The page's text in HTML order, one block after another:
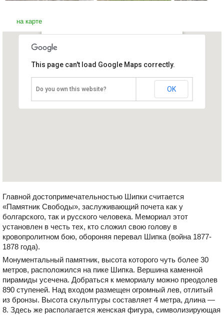
на карте
Болгария, Шипка
This page can't load Google Maps correctly.
Do you own this website? OK
Главной достопримечательностью Шипки считается
«Памятник Свободы», заслуживающий почета как у
болгарского, так и русского человека. Мемориал этот
установлен в честь тех, кто сложил свою голову в
кровопролитном бою, обороняя перевал Шипка (война 1877-
1878 года).
Монументальный памятник, высота которого чуть более 30
метров, расположился на пике Шипка. Вершина каменной
пирамиды усечена. Добраться к мемориалу можно преодолев
890 ступеней. Над входом размещен огромный лев, отлитый
из бронзы. Высота скульптуры составляет 4 метра, длина —
8. Здесь же располагается женская фигура, символизирующая